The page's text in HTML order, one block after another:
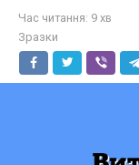
Час читання: 9 хв
Зразки